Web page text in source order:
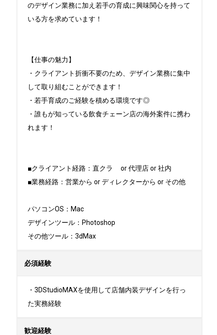
のデザイン業務に加え若手の育成に興味関心を持って
いる方を求めています！
【仕事の魅力】
・クライアント折衝不要のため、デザイン業務に集中
して取り組むことができます！
・若手育成のご経験を積める環境です◎
・誰もが知っている飲食チェーン店の海外案件に携わ
れます！
■クライアント経路：直クラ	or 代理店 or 社内
■業務経路：営業から or ディレクターから or その他
パソコンOS：Mac
デザインツール：Photoshop
その他ツール：3dMax
必須経験
・3DStudioMAXを使用して店舗内装デザインを行っ
た実務経験
歓迎経験